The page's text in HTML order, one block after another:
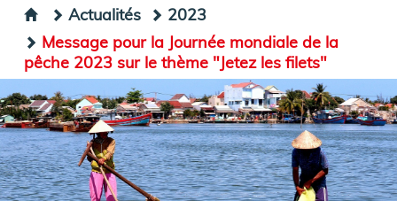
Actualités
2023
Message pour la Journée mondiale de la
pêche 2023 sur le thème "Jetez les filets"